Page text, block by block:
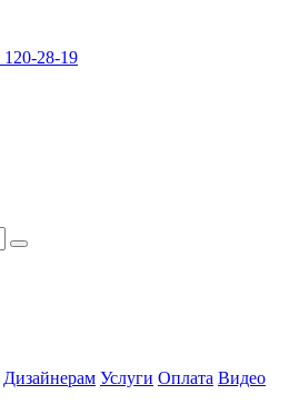
28-19
Дизайнерам Услуги Оплата Видео